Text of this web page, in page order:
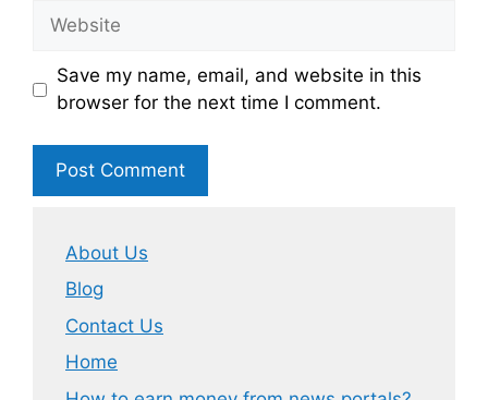
Website
Save my name, email, and website in this
browser for the next time I comment.
About Us
Blog
Contact Us
Home